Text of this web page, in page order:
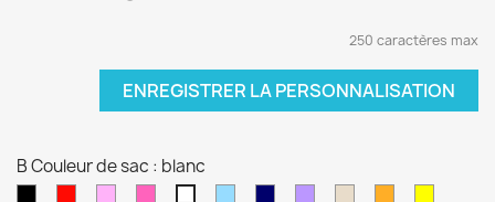
250 caractères max
ENREGISTRER LA PERSONNALISATION
B Couleur de sac : blanc